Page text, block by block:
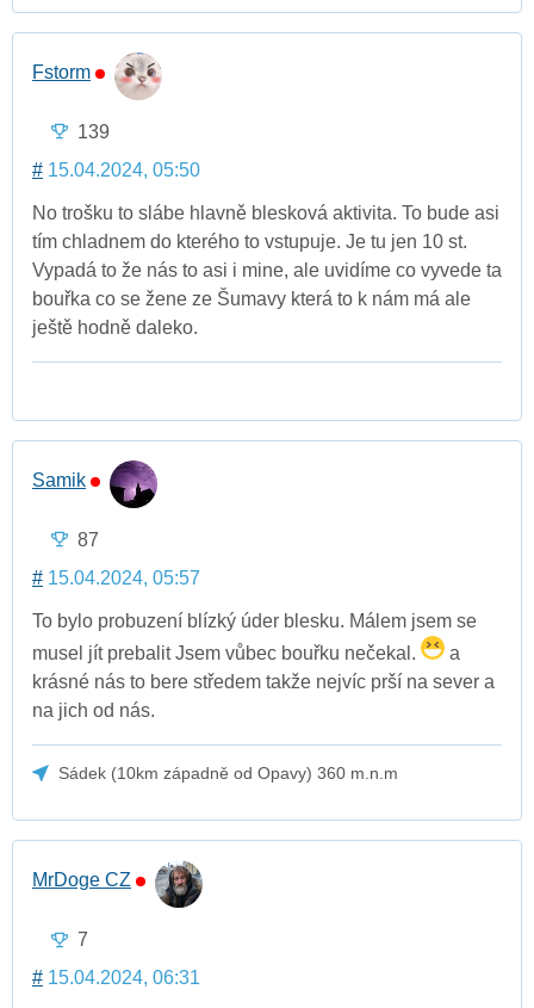
Fstorm
139
# 15.04.2024, 05:50
No trošku to slábe hlavně blesková aktivita. To bude asi
tím chladnem do kterého to vstupuje. Je tu jen 10 st.
Vypadá to že nás to asi i mine, ale uvidíme co vyvede ta
bouřka co se žene ze Šumavy která to k nám má ale
ještě hodně daleko.
Samik
87
# 15.04.2024, 05:57
To bylo probuzení blízký úder blesku. Málem jsem se
musel jít prebalit Jsem vůbec bouřku nečekal.
a
krásné nás to bere středem takže nejvíc prší na sever a
na jich od nás.
Sádek (10km západně od Opavy) 360 m.n.m
MrDoge CZ
7
# 15.04.2024, 06:31